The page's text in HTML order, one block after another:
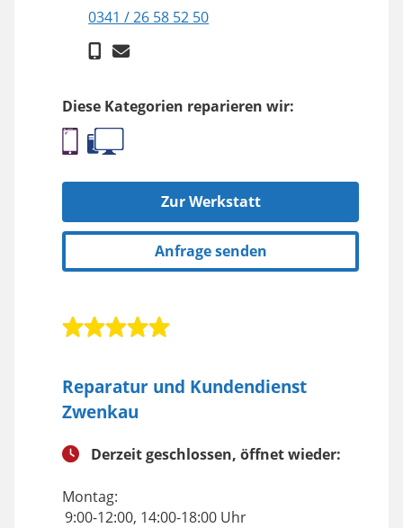
0341 / 26 58 52 50
Diese Kategorien reparieren wir:
Zur Werkstatt
Anfrage senden
Reparatur und Kundendienst
Zwenkau
Derzeit geschlossen, öffnet wieder:
Montag:
9:00-12:00, 14:00-18:00 Uhr